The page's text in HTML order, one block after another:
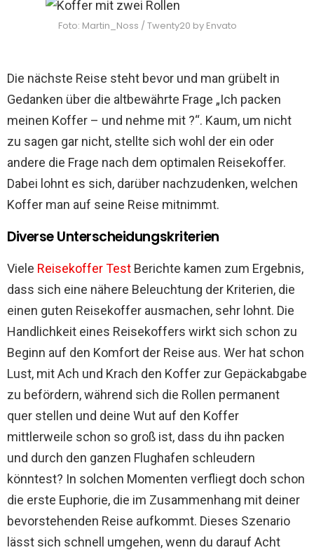
Foto: Martin_Noss / Twenty20 by Envato
Die nächste Reise steht bevor und man grübelt in
Gedanken über die altbewährte Frage „Ich packen
meinen Koffer – und nehme mit ?“. Kaum, um nicht
zu sagen gar nicht, stellte sich wohl der ein oder
andere die Frage nach dem optimalen Reisekoffer.
Dabei lohnt es sich, darüber nachzudenken, welchen
Koffer man auf seine Reise mitnimmt.
Diverse Unterscheidungskriterien
Viele Reisekoffer Test Berichte kamen zum Ergebnis,
dass sich eine nähere Beleuchtung der Kriterien, die
einen guten Reisekoffer ausmachen, sehr lohnt. Die
Handlichkeit eines Reisekoffers wirkt sich schon zu
Beginn auf den Komfort der Reise aus. Wer hat schon
Lust, mit Ach und Krach den Koffer zur Gepäckabgabe
zu befördern, während sich die Rollen permanent
quer stellen und deine Wut auf den Koffer
mittlerweile schon so groß ist, dass du ihn packen
und durch den ganzen Flughafen schleudern
könntest? In solchen Momenten verfliegt doch schon
die erste Euphorie, die im Zusammenhang mit deiner
bevorstehenden Reise aufkommt. Dieses Szenario
lässt sich schnell umgehen, wenn du darauf Acht